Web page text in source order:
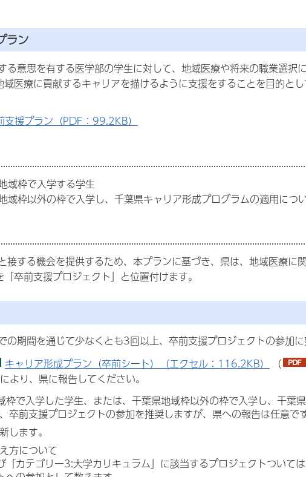
ラン
る意思を有する医学部の学生に対して、地域医療や将来の職業選択
医療に貢献するキャリアを描けるように支援をすることを目的と
援プラン（PDF：99.2KB）
域枠で入学する学生
域枠以外の枠で入学し、千葉県キャリア形成プログラムの適用につ
接する機会を提供するため、本プランに基づき、県は、地域医療に
卒前支援プロジェクト」と位置付けます。
の期間を通じて少なくとも3回以上、卒前支援プロジェクトの参加に
キャリア形成プラン（卒前シート）（エクセル：116.2KB） （
より、県に報告してください。
で入学した学生、または、千葉県地域枠以外の枠で入学し、千葉
卒前支援プロジェクトの参加を推奨しますが、県への報告は任意です
します。
方について
「カテゴリー3:大学カリキュラム」に該当するプロジェクトついて